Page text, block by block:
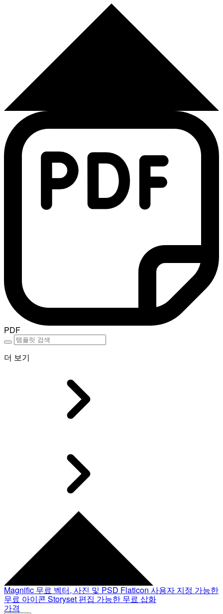
PDF
더 보기
Magnific 무료 벡터, 사진 및 PSD Flaticon 사용자 지정 가능한
무료 아이콘 Storyset 편집 가능한 무료 삽화
가격